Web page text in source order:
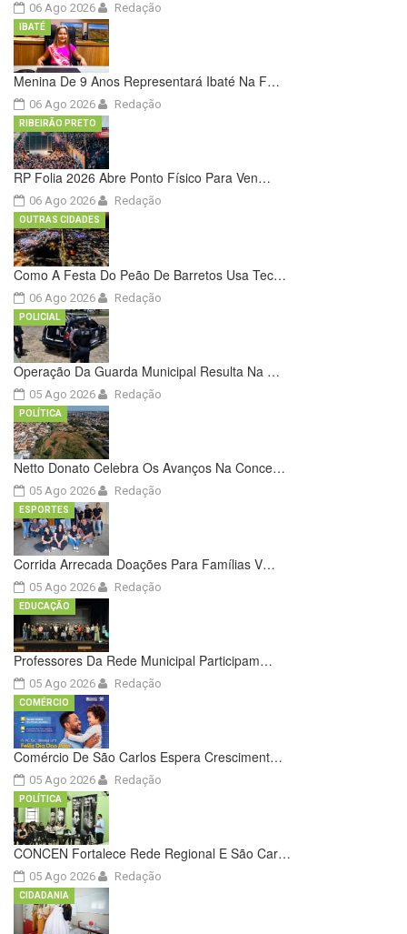
06 Ago 2026 Redação
Menina De 9 Anos Representará Ibaté Na F…
06 Ago 2026
IBATÉ
Redação
RP Folia 2026 Abre Ponto Físico Para Ven…
06 Ago 2026
RIBEIRÃO PRETO
Redação
Como A Festa Do Peão De Barretos Usa Tec…
06 Ago 2026
OUTRAS CIDADES
Redação
Operação Da Guarda Municipal Resulta Na …
05 Ago 2026
POLICIAL
Redação
Netto Donato Celebra Os Avanços Na Conce…
05 Ago 2026
POLÍTICA
Redação
Corrida Arrecada Doações Para Famílias V…
05 Ago 2026
ESPORTES
Redação
Professores Da Rede Municipal Participam…
05 Ago 2026
EDUCAÇÃO
Redação
Comércio De São Carlos Espera Cresciment…
05 Ago 2026
COMÉRCIO
Redação
CONCEN Fortalece Rede Regional E São Car…
05 Ago 2026
POLÍTICA
Redação
CIDADANIA